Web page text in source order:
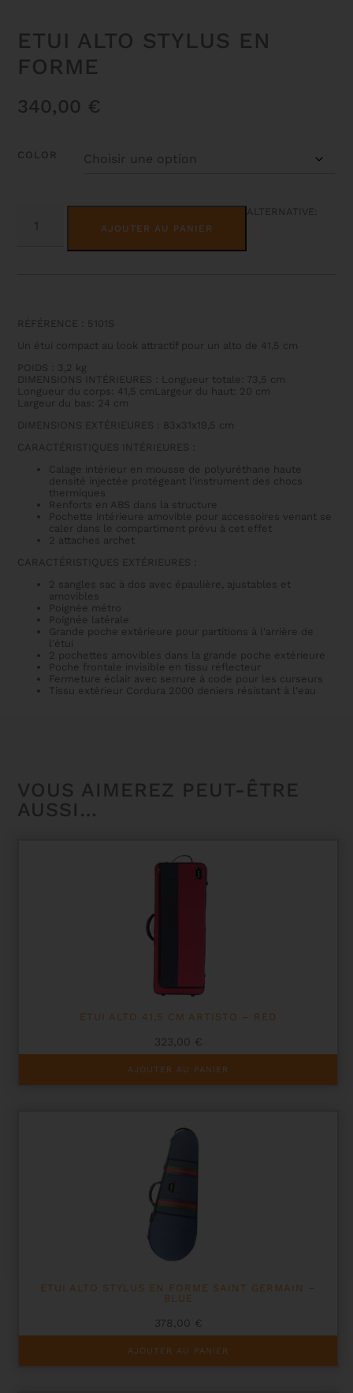
ETUI ALTO STYLUS EN
FORME
340,00 €
COLOR
QUANTITÉ
AJOUTER AU PANIER
ALTERNATIVE:
RÉFÉRENCE : 5101S
Un étui compact au look attractif pour un alto de 41,5 cm
POIDS : 3,2 kg
DIMENSIONS INTÉRIEURES : Longueur totale: 73,5 cm
Longueur du corps: 41,5 cmLargeur du haut: 20 cm
Largeur du bas: 24 cm
DIMENSIONS EXTÉRIEURES : 83x31x19,5 cm
CARACTÉRISTIQUES INTÉRIEURES :
Calage intérieur en mousse de polyuréthane haute
densité injectée protégeant l'instrument des chocs
thermiques
Renforts en ABS dans la structure
Pochette intérieure amovible pour accessoires venant se
caler dans le compartiment prévu à cet effet
2 attaches archet
CARACTÉRISTIQUES EXTÉRIEURES :
2 sangles sac à dos avec épaulière, ajustables et
amovibles
Poignée métro
Poignée latérale
Grande poche extérieure pour partitions à l'arrière de
l'étui
2 pochettes amovibles dans la grande poche extérieure
Poche frontale invisible en tissu réflecteur
Fermeture éclair avec serrure à code pour les curseurs
Tissu extérieur Cordura 2000 deniers résistant à l'eau
VOUS AIMEREZ PEUT-ÊTRE
AUSSI…
ETUI ALTO 41,5 CM ARTISTO – RED
323,00 €
AJOUTER AU PANIER
ETUI ALTO STYLUS EN FORME SAINT GERMAIN –
BLUE
378,00 €
AJOUTER AU PANIER